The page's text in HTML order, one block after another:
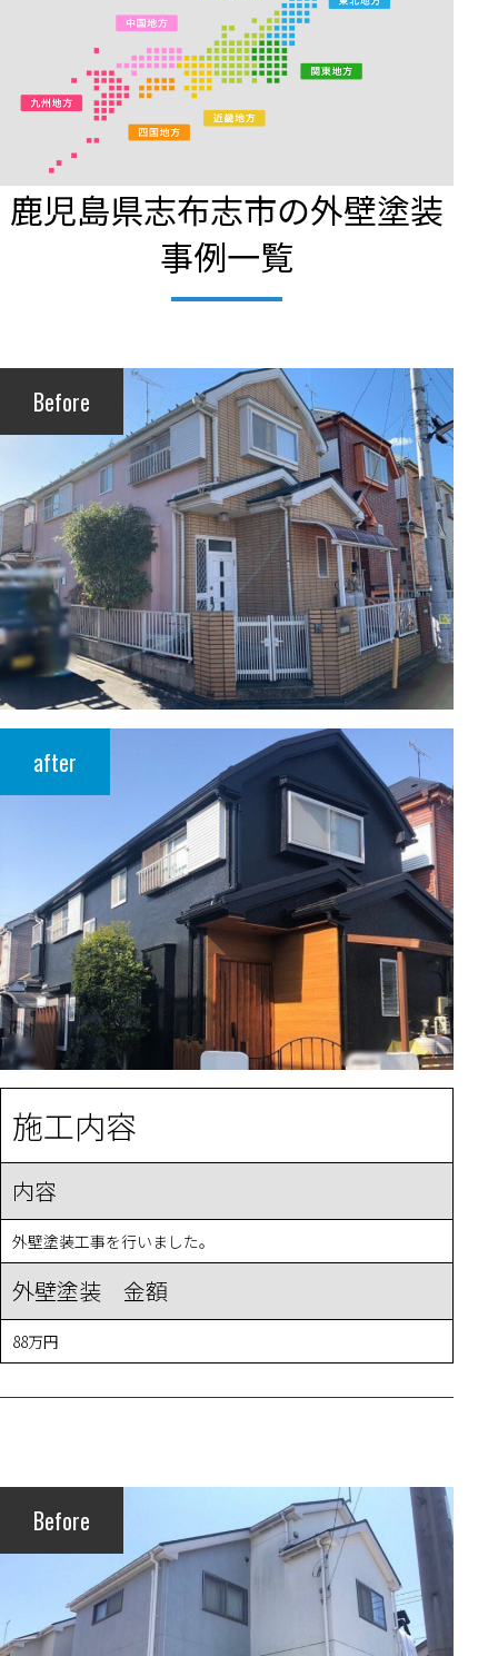
鹿児島県志布志市の外壁塗装
事例一覧
Before
after
施工内容
内容
外壁塗装工事を行いました。
外壁塗装 金額
88万円
Before